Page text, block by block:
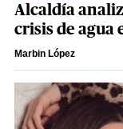
Alcaldía
crisis de agua
Marbin López